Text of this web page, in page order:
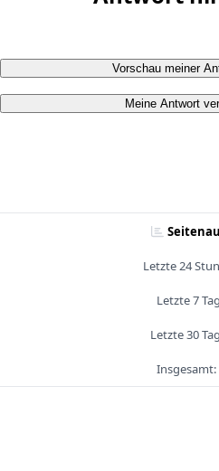
Vorschau meiner
Meine Antwort
Letzte 24
Letzte 7
Letzte 30
Insgesamt: